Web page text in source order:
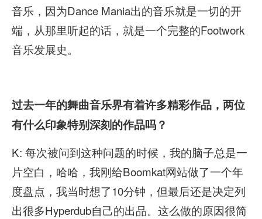
音乐，因为Dance Mania出的音乐就是一切的开
端，从那里听起的话，就是一个完整的Footwork
音乐发展史。
过去一年的舞曲音乐界有着许多精彩作品，两位
有什么印象特别深刻的作品吗？
K: 每次被问到这种问题的时候，我的脑子总是一
片空白，哈哈，我刚给Boomkat网站做了一个年
度盘点，我当时想了10分钟，但最后还是决定列
出很多Hyperdub自己的出品。这么做的原因很简